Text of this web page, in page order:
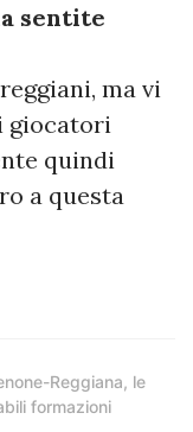
sentite
ma vi
giocatori
quindi
a questa
Reggiana, le
formazioni